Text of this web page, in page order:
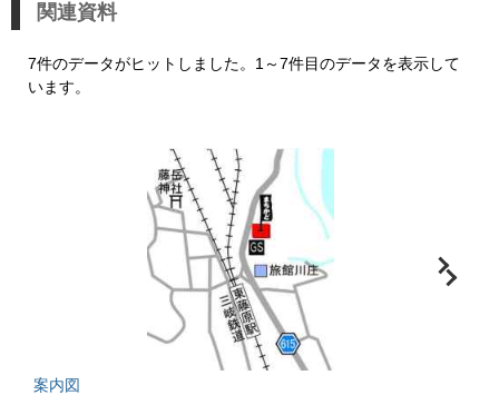
関連資料
7件のデータがヒットしました。1～7件目のデータを表示して
います。
案内図